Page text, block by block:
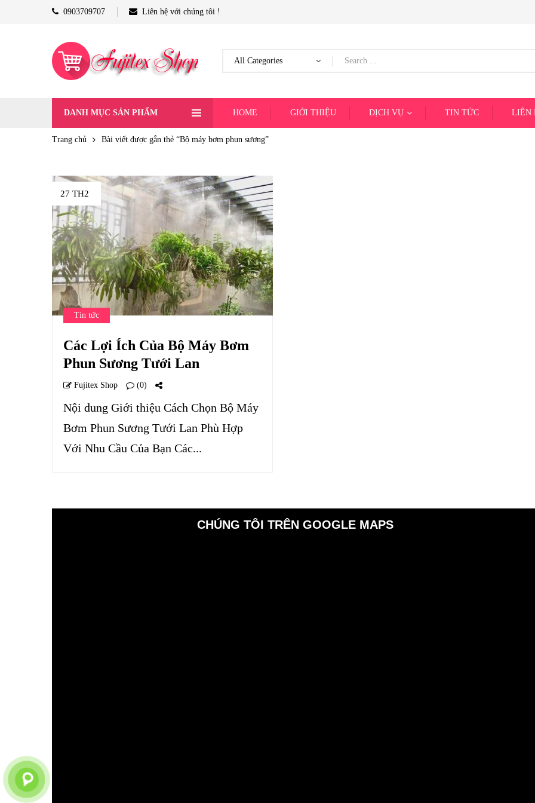
0903709707 Liên hệ với chúng tôi !
DANH MỤC SẢN PHẨM HOME GIỚI THIỆU DỊCH VỤ TIN TỨC LIÊN
Trang chủ Bài viết được gắn thẻ “Bộ máy bơm phun sương”
27 TH2
Tin tức
Các Lợi Ích Của Bộ Máy Bơm
Phun Sương Tưới Lan
Fujitex Shop (0)
Nội dung Giới thiệu Cách Chọn Bộ Máy
Bơm Phun Sương Tưới Lan Phù Hợp
Với Nhu Cầu Của Bạn Các...
CHÚNG TÔI TRÊN GOOGLE MAPS